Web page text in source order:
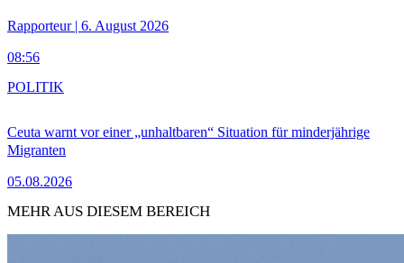
Rapporteur | 6. August 2026
08:56
Ceuta warnt vor einer „unhaltbaren“ Situation für minderjährige
Migranten
05.08.2026
POLITIK
MEHR AUS DIESEM BEREICH